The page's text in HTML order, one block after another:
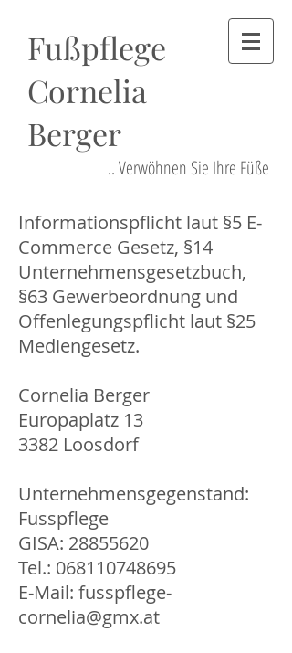
Fußpflege
Cornelia
Berger
.. Verwöhnen Sie Ihre Füße
Informationspflicht laut §5 E-
Commerce Gesetz, §14
Unternehmensgesetzbuch,
§63 Gewerbeordnung und
Offenlegungspflicht laut §25
Mediengesetz.
Cornelia Berger
Europaplatz 13
3382 Loosdorf
Unternehmensgegenstand:
Fusspflege
GISA: 28855620
Tel.: 068110748695
E-Mail: fusspflege-
cornelia@gmx.at